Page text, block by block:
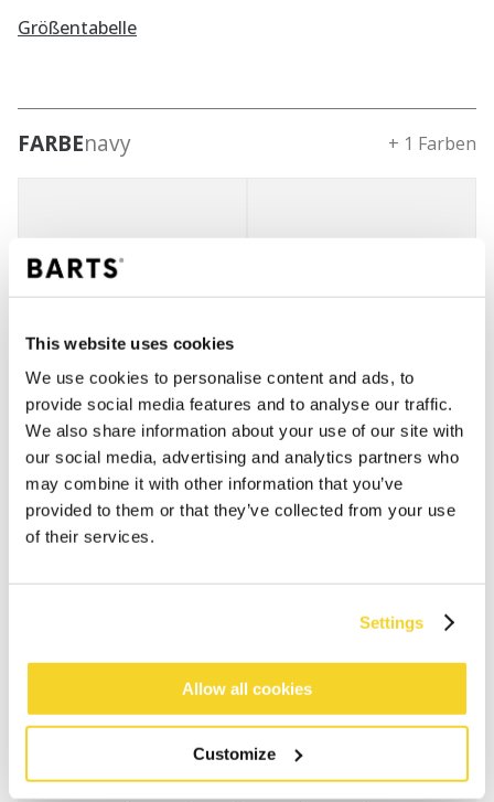
This website uses cookies
We use cookies to personalise content and ads, to
provide social media features and to analyse our traffic.
We also share information about your use of our site with
our social media, advertising and analytics partners who
may combine it with other information that you’ve
provided to them or that they’ve collected from your use
of their services.
Settings
Allow all cookies
Customize
Größentabelle
FARBEnavy + 1 Farben
IN DEN WARENKORB
Bestellungen, die vor 12 Uhr MEZ (Montag bis
Freitag) bei uns eingehen, werden noch am selben
Tag versandt